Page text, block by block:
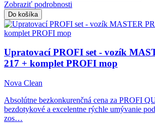
Zobraziť podrobnosti
Do košíka
Upratovací PROFI set - vozík
217 + komplet PROFI mop
Nova Clean
Absolútne bezkonkurenčná cena za PROFI
bezdotykové a excelentne rýchle umývanie
zos…